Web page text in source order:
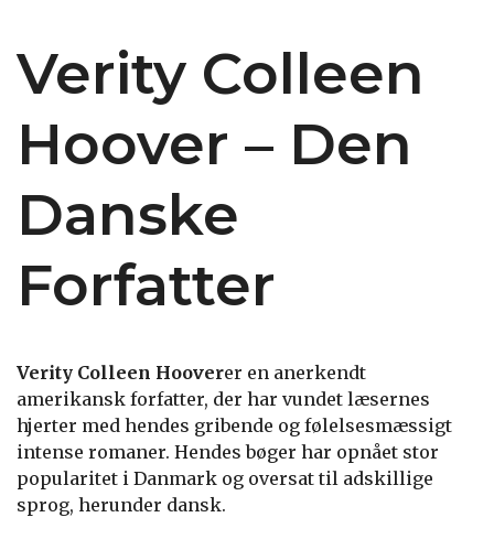
Verity Colleen
Hoover – Den
Danske
Forfatter
Verity Colleen Hooverer en anerkendt
amerikansk forfatter, der har vundet læsernes
hjerter med hendes gribende og følelsesmæssigt
intense romaner. Hendes bøger har opnået stor
popularitet i Danmark og oversat til adskillige
sprog, herunder dansk.